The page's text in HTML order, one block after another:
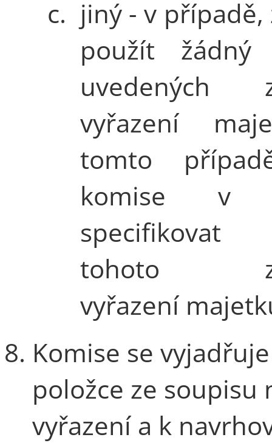
c. jiný - v případě,
použít
uvedených
vyřazení
tomto
komise v
specifikovat
tohoto
vyřazení
Komise se
položce ze
vyřazení a k